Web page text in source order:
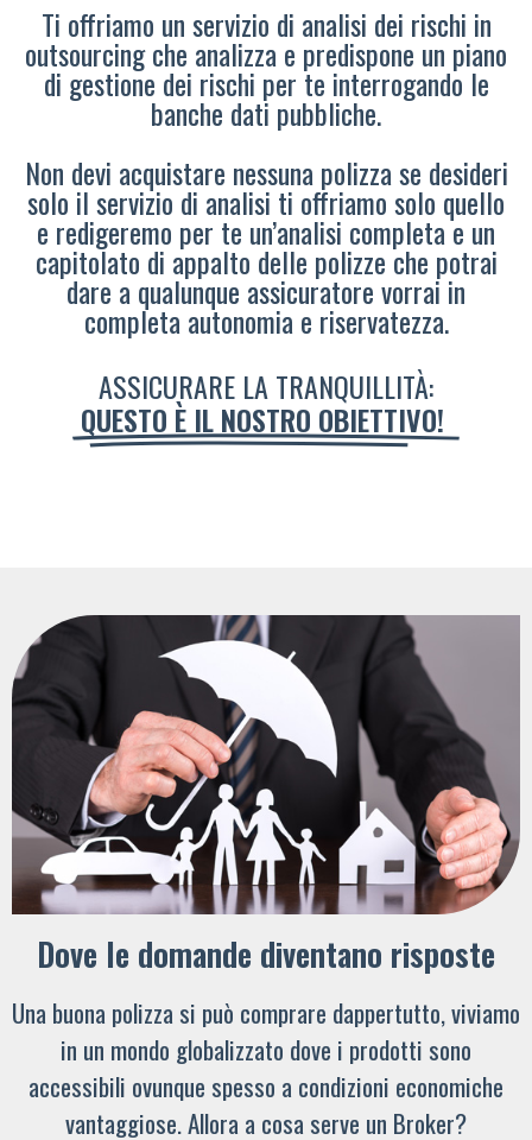
Ti offriamo un servizio di analisi dei rischi in
outsourcing che analizza e predispone un piano
di gestione dei rischi per te interrogando le
banche dati pubbliche.
Non devi acquistare nessuna polizza se desideri
solo il servizio di analisi ti offriamo solo quello
e redigeremo per te un’analisi completa e un
capitolato di appalto delle polizze che potrai
dare a qualunque assicuratore vorrai in
completa autonomia e riservatezza.
ASSICURARE LA TRANQUILLITÀ:
QUESTO È IL NOSTRO OBIETTIVO!
Dove le domande diventano risposte
Una buona polizza si può comprare dappertutto, viviamo
in un mondo globalizzato dove i prodotti sono
accessibili ovunque spesso a condizioni economiche
vantaggiose. Allora a cosa serve un Broker?